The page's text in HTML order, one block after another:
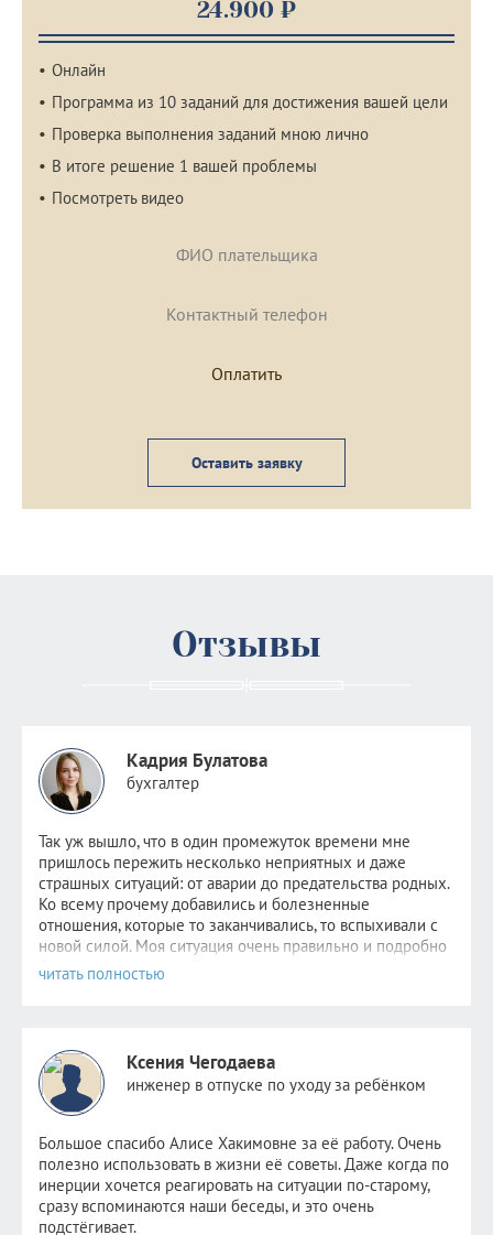
24.900 ₽
Онлайн
Программа из 10 заданий для достижения вашей цели
Проверка выполнения заданий мною лично
В итоге решение 1 вашей проблемы
Посмотреть видео
Оставить заявку
Отзывы
Кадрия Булатова
бухгалтер
Так уж вышло, что в один промежуток времени мне
пришлось пережить несколько неприятных и даже
страшных ситуаций: от аварии до предательства родных.
Ко всему прочему добавились и болезненные
отношения, которые то заканчивались, то вспыхивали с
новой силой. Моя ситуация очень правильно и подробно
была описаназдесь
силах, обратилась к Алисе.
После консультаций в голове отложились рекомендации
психолога, старалась следовать всем советам, но сердцу
не прикажешь: по-прежнему было очень больно видеть
новые отношения прежде любимого человека. Но потом
я и сама не заметила как стала снова видеть других
парней. Как открыла ранее заблокированные страницы.
Как мне стало не совсем безразлично, но значительно
легче. Как мне снова стало нравиться держать кого-то
Ксения Чегодаева
инженер в отпуске по уходу за ребёнком
Большое спасибо Алисе Хакимовне за её работу. Очень
полезно использовать в жизни её советы. Даже когда по
инерции хочется реагировать на ситуации по-старому,
сразу вспоминаются наши беседы, и это очень
подстёгивает.